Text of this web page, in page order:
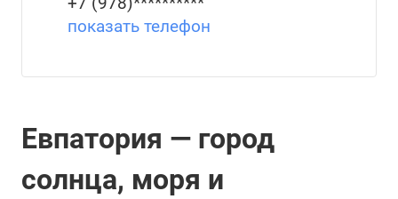
показать телефон
Евпатория — город
солнца, моря и